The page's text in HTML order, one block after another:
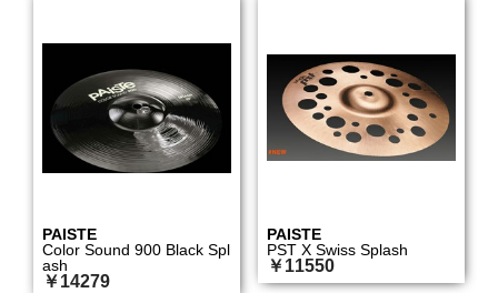
PAISTE
Color Sound 900 Black Spl
ash
￥14279
PAISTE
PST X Swiss Splash
￥11550